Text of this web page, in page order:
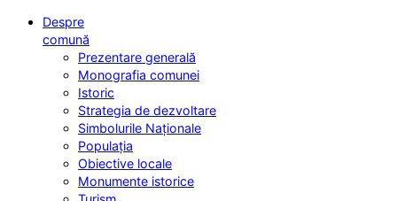
Despre
comună
Prezentare generală
Monografia comunei
Istoric
Strategia de dezvoltare
Simbolurile Naționale
Populația
Obiective locale
Monumente istorice